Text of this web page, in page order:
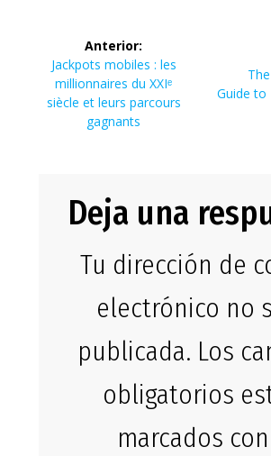
Navegación
entradas
Anterior:
Entrada
anterior:
Jackpots mobiles : les
millionnaires du XXIᵉ
siècle et leurs parcours
gagnants
Guide to
Deja una
Tu dirección de
electrónico no
publicada. Los
obligatorios
marcados con